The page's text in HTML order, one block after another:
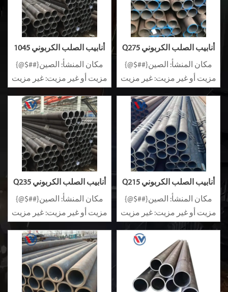
أنابيب الصلب الكربوني 1045
مكان المنشأ: الصين{##$@}
مزيت أو غير مزيت: غير مزيت
سبيكة
أنابيب الصلب الكربوني Q275
مكان المنشأ: الصين{##$@}
مزيت أو غير مزيت: غير مزيت
سبيكة أو غير سبيكة: غير
سبيكة
أنابيب الصلب الكربوني Q235
مكان المنشأ: الصين{##$@}
مزيت أو غير مزيت: غير مزيت
سبيكة أو غير سبيكة: غير
سبيكة
أنابيب الصلب الكربوني Q215
مكان المنشأ: الصين{##$@}
مزيت أو غير مزيت: غير مزيت
سبيكة أو غير سبيكة: غير
سبيكة